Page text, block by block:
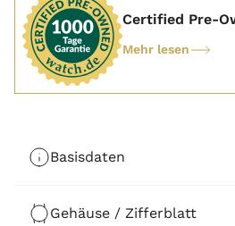
Certified Pre-
Mehr lesen
Basisdaten
Gehäuse / Zifferblatt